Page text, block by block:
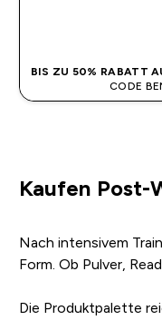
BIS ZU 50% RABATT
CODE
Kaufen Post-
Nach intensivem
Form. Ob Pulver,
Die Produktpalette